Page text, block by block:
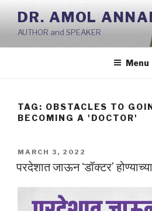
Skip
content
DR. AMOL
AUTHOR and SPEAKER
Menu
TAG: OBSTACLES TO
BECOMING A 'DOCTOR'
POSTED
ON
MARCH 3, 2022
परदेशात जाऊन ‘डॉक्टर’